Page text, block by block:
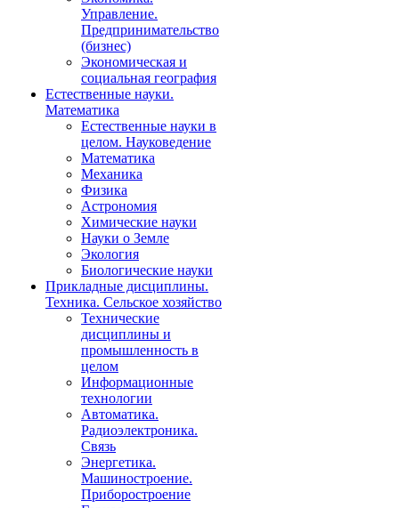
Управление.
Предпринимательство
(бизнес)
Экономическая и
социальная география
Естественные науки.
Математика
Естественные науки в
целом. Науковедение
Математика
Механика
Физика
Астрономия
Химические науки
Науки о Земле
Экология
Биологические науки
Прикладные дисциплины.
Техника. Сельское хозяйство
Технические
дисциплины и
промышленность в
целом
Информационные
технологии
Автоматика.
Радиоэлектроника.
Связь
Энергетика.
Машиностроение.
Приборостроение